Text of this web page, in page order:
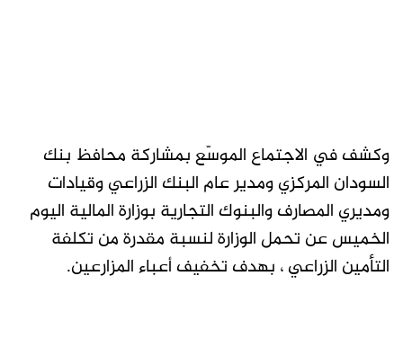
وكشف في الاجتماع الموسّع بمشاركة محافظ بنك
السودان المركزي ومدير عام البنك الزراعي وقيادات
ومديري المصارف والبنوك التجارية بوزارة المالية اليوم
الخميس عن تحمل الوزارة لنسبة مقدرة من تكلفة
التأمين الزراعي ، بهدف تخفيف أعباء المزارعين.